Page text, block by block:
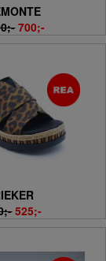
700;-
525;-